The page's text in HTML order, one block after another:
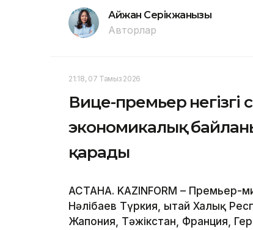
Айжан Серікжанқызы
Авторлар
21:18, 07 Тамыз 2026
Вице-премьер негізгі
экономикалық
қарады
АСТАНА. KAZINFORM – Премьер-
Нәлібаев Түркия, Қытай Халық
Жапония, Тәжікстан, Франция,